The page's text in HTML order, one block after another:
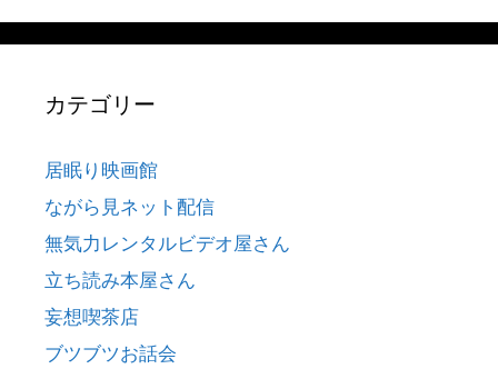
カテゴリー
居眠り映画館
ながら見ネット配信
無気力レンタルビデオ屋さん
立ち読み本屋さん
妄想喫茶店
ブツブツお話会